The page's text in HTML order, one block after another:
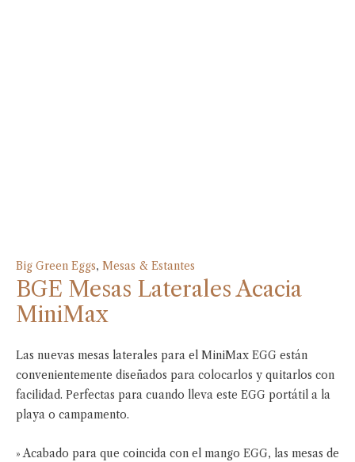
Big Green Eggs, Mesas & Estantes
BGE Mesas Laterales Acacia
MiniMax
Las nuevas mesas laterales para el MiniMax EGG están
convenientemente diseñados para colocarlos y quitarlos con
facilidad. Perfectas para cuando lleva este EGG portátil a la
playa o campamento.
» Acabado para que coincida con el mango EGG, las mesas de